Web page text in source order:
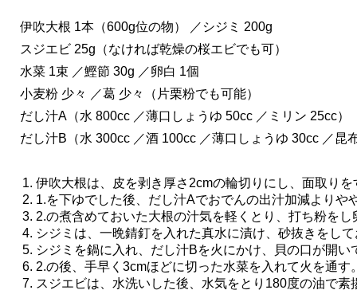
伊吹大根 1本（600g位の物） ／シジミ 200g
スジエビ 25g（なければ乾燥の桜エビでも可）
水菜 1束 ／鰹節 30g ／卵白 1個
小麦粉 少々 ／葛 少々（片栗粉でも可能）
だし汁A（水 800cc ／薄口しょうゆ 50cc ／ミリン 25cc）
だし汁B（水 300cc ／酒 100cc ／薄口しょうゆ 30cc ／昆
伊吹大根は、皮を剥き厚さ2cmの輪切りにし、面取り
1.を下ゆでした後、だし汁Aでおでんの出汁加減よりや
2.の煮含めておいた大根の汁気を軽くとり、打ち粉を
シジミは、一晩錆釘を入れた真水に漬け、砂抜きをし
シジミを鍋に入れ、だし汁Bを火にかけ、貝の口が開
2.の後、手早く3cmほどに切った水菜を入れて火を通す
スジエビは、水洗いした後、水気をとり180度の油で